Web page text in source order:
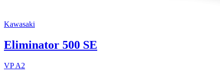
Kawasaki
Eliminator 500 SE
VPA2